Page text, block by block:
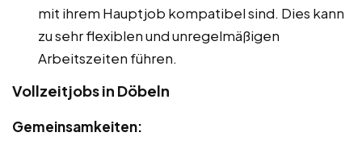
mit ihrem Hauptjob kompatibel sind. Dies kann
zu sehr flexiblen und unregelmäßigen
Arbeitszeiten führen.
Vollzeitjobs in Döbeln
Gemeinsamkeiten: